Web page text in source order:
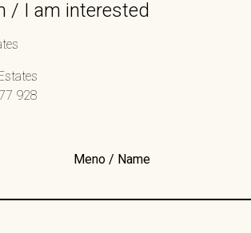
/ I am interested
928
Meno / Name